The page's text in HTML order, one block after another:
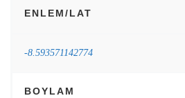
ENLEM/LAT
-8.593571142774
BOYLAM